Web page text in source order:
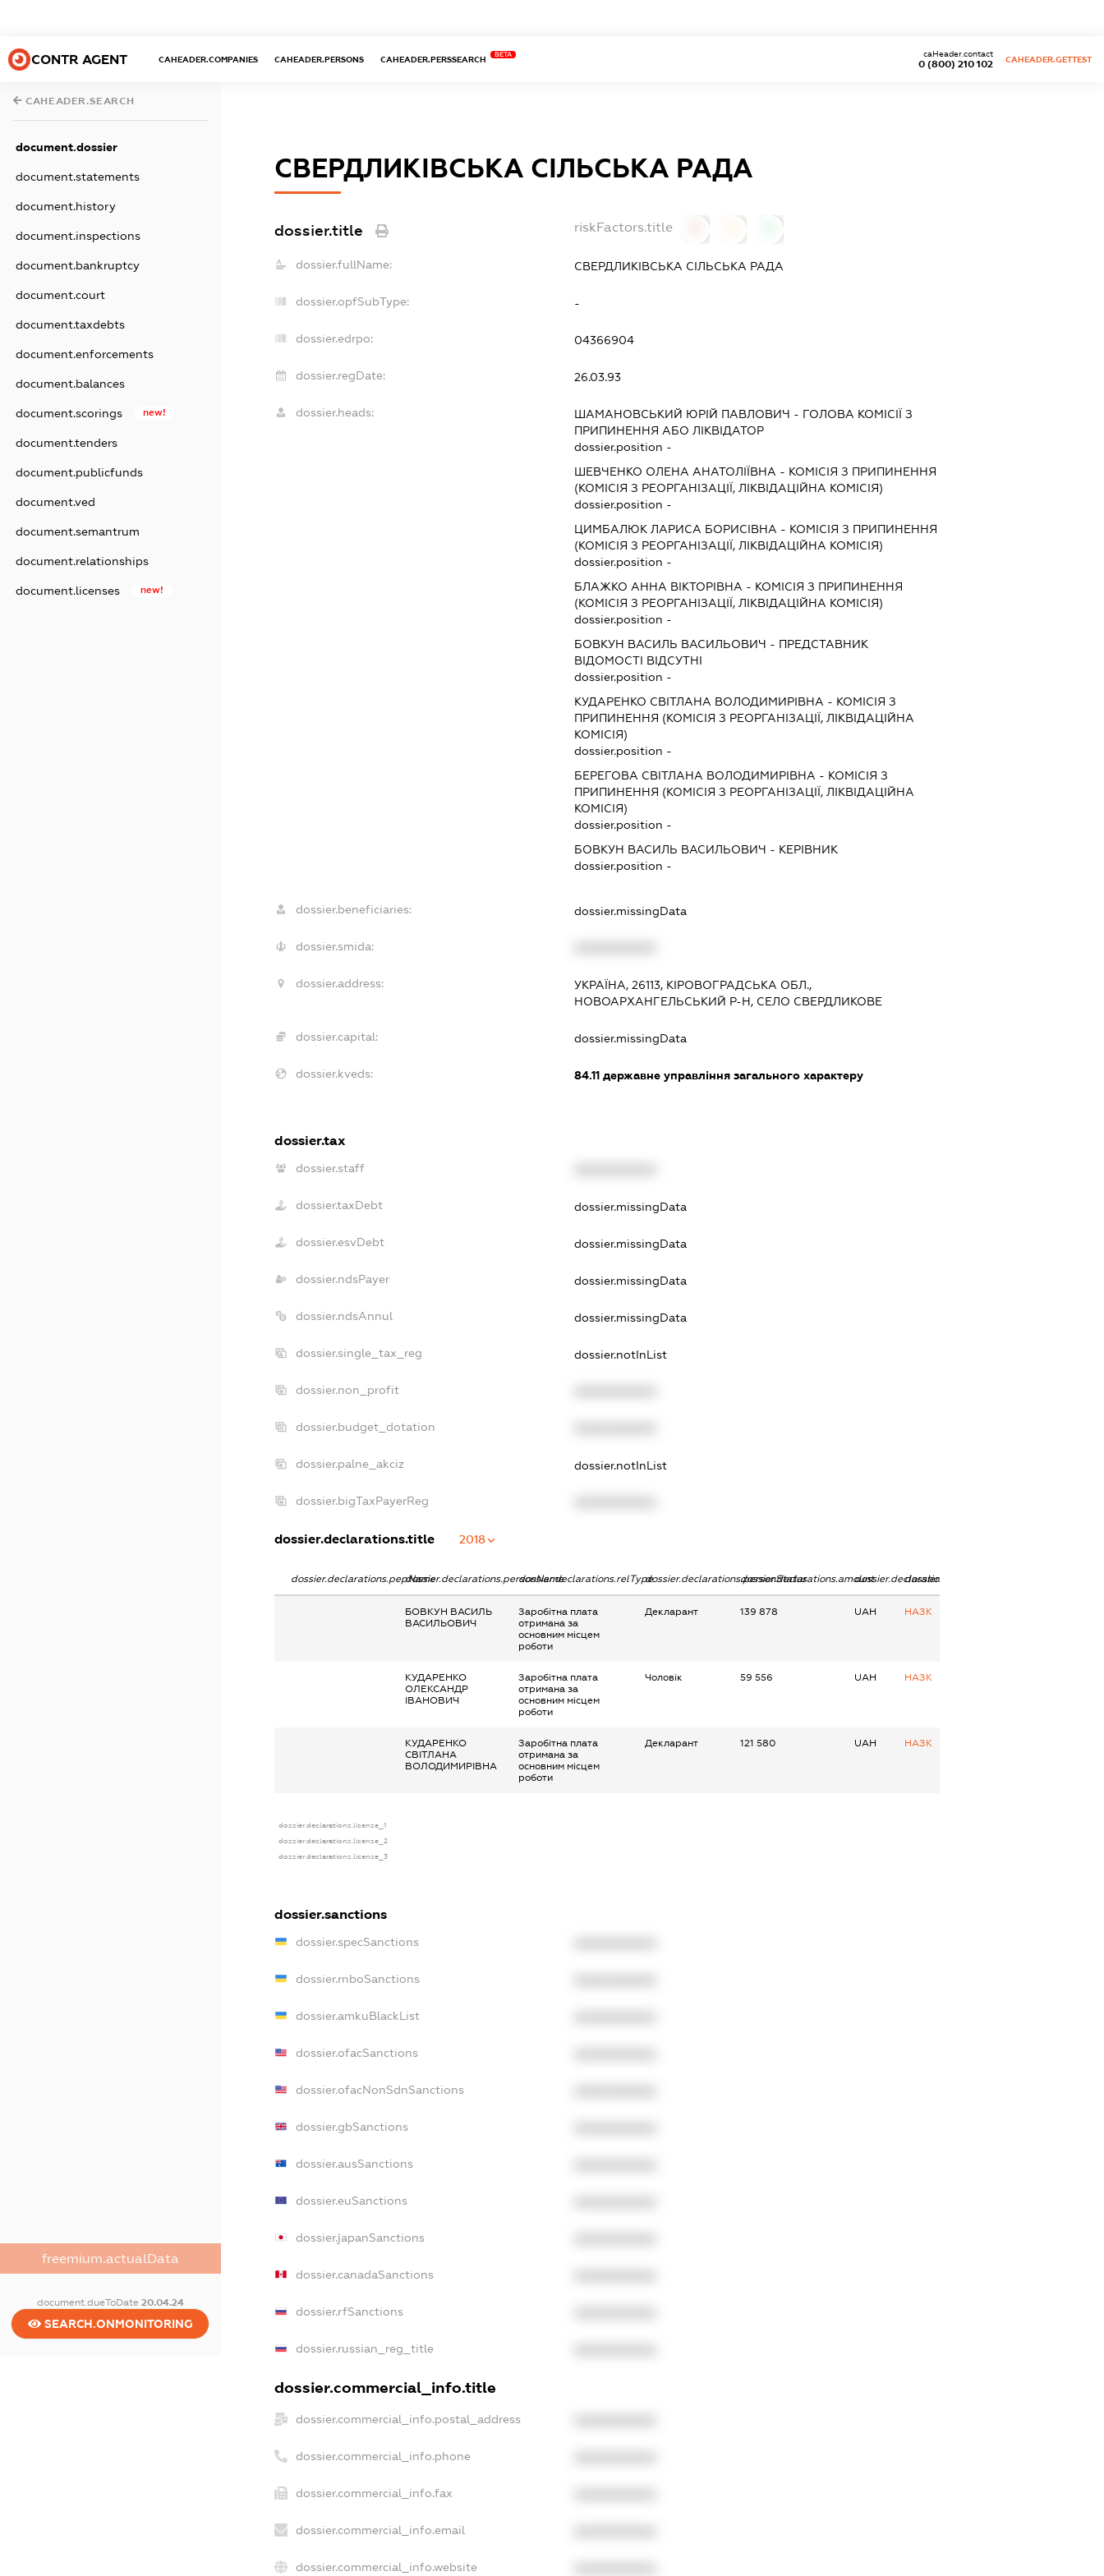
CONTR AGENT CAHEADER.COMPANIES CAHEADER.PERSONS CAHEADER.PERSSEARCH
BETA
0 (800) 210 102
caHeader.contact
CAHEADER.GETTEST
CAHEADER.SEARCH
document.dossier
document.statements
document.history
document.inspections
document.bankruptcy
document.court
document.taxdebts
document.enforcements
document.balances
document.scorings new!
document.tenders
document.publicfunds
document.ved
document.semantrum
document.relationships
document.licenses new!
freemium.actualData
document.dueToDate 20.04.24
SEARCH.ONMONITORING
СВЕРДЛИКІВСЬКА СІЛЬСЬКА РАДА
dossier.title riskFactors.title
dossier.fullName: СВЕРДЛИКІВСЬКА СІЛЬСЬКА РАДА
dossier.opfSubType: -
dossier.edrpo: 04366904
dossier.regDate: 26.03.93
dossier.heads: ШАМАНОВСЬКИЙ ЮРІЙ ПАВЛОВИЧ - ГОЛОВА КОМІСІЇ З
ПРИПИНЕННЯ АБО ЛІКВІДАТОР
dossier.position -
ШЕВЧЕНКО ОЛЕНА АНАТОЛІЇВНА - КОМІСІЯ З ПРИПИНЕННЯ
(КОМІСІЯ З РЕОРГАНІЗАЦІЇ, ЛІКВІДАЦІЙНА КОМІСІЯ)
dossier.position -
ЦИМБАЛЮК ЛАРИСА БОРИСІВНА - КОМІСІЯ З ПРИПИНЕННЯ
(КОМІСІЯ З РЕОРГАНІЗАЦІЇ, ЛІКВІДАЦІЙНА КОМІСІЯ)
dossier.position -
БЛАЖКО АННА ВІКТОРІВНА - КОМІСІЯ З ПРИПИНЕННЯ
(КОМІСІЯ З РЕОРГАНІЗАЦІЇ, ЛІКВІДАЦІЙНА КОМІСІЯ)
dossier.position -
БОВКУН ВАСИЛЬ ВАСИЛЬОВИЧ - ПРЕДСТАВНИК
ВІДОМОСТІ ВІДСУТНІ
dossier.position -
КУДАРЕНКО СВІТЛАНА ВОЛОДИМИРІВНА - КОМІСІЯ З
ПРИПИНЕННЯ (КОМІСІЯ З РЕОРГАНІЗАЦІЇ, ЛІКВІДАЦІЙНА
КОМІСІЯ)
dossier.position -
БЕРЕГОВА СВІТЛАНА ВОЛОДИМИРІВНА - КОМІСІЯ З
ПРИПИНЕННЯ (КОМІСІЯ З РЕОРГАНІЗАЦІЇ, ЛІКВІДАЦІЙНА
КОМІСІЯ)
dossier.position -
БОВКУН ВАСИЛЬ ВАСИЛЬОВИЧ - КЕРІВНИК
dossier.position -
dossier.beneficiaries: dossier.missingData
dossier.smida:
dossier.address:
УКРАЇНА, 26113, КІРОВОГРАДСЬКА ОБЛ.,
НОВОАРХАНГЕЛЬСЬКИЙ Р-Н, СЕЛО СВЕРДЛИКОВЕ
dossier.capital: dossier.missingData
dossier.kveds: 84.11державне управління загального характеру
dossier.tax
dossier.staff
dossier.taxDebt dossier.missingData
dossier.esvDebt dossier.missingData
dossier.ndsPayer dossier.missingData
dossier.ndsAnnul dossier.missingData
dossier.single_tax_reg dossier.notInList
dossier.non_profit
dossier.budget_dotation
dossier.palne_akciz dossier.notInList
dossier.bigTaxPayerReg
dossier.declarations.title 2018
dossier.declarations.pepNamedossier.declarations.personNamedossier.declarations.relTypedossier.declarations.personStatusdossier.declarations.amountdossier.declarations.currency
dossier.declarations.source
БОВКУН ВАСИЛЬ
ВАСИЛЬОВИЧ
Заробітна плата
отримана за
основним місцем
роботи
Декларант 139 878 UAH НАЗК
КУДАРЕНКО
ОЛЕКСАНДР
ІВАНОВИЧ
Заробітна плата
отримана за
основним місцем
роботи
Чоловік 59 556 UAH НАЗК
КУДАРЕНКО
СВІТЛАНА
ВОЛОДИМИРІВНА
Заробітна плата
отримана за
основним місцем
роботи
Декларант 121 580 UAH НАЗК
dossier.declarations.license_1
dossier.declarations.license_2
dossier.declarations.license_3
dossier.sanctions
dossier.specSanctions
dossier.rnboSanctions
dossier.amkuBlackList
dossier.ofacSanctions
dossier.ofacNonSdnSanctions
dossier.gbSanctions
dossier.ausSanctions
dossier.euSanctions
dossier.japanSanctions
dossier.canadaSanctions
dossier.rfSanctions
dossier.russian_reg_title
dossier.commercial_info.title
dossier.commercial_info.postal_address
dossier.commercial_info.phone
dossier.commercial_info.fax
dossier.commercial_info.email
dossier.commercial_info.website